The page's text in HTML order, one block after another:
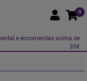
0
e encomendas acima de
35€